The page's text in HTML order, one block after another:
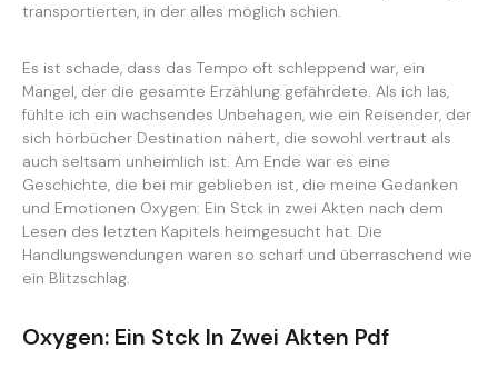
transportierten, in der alles möglich schien.
Es ist schade, dass das Tempo oft schleppend war, ein
Mangel, der die gesamte Erzählung gefährdete. Als ich las,
fühlte ich ein wachsendes Unbehagen, wie ein Reisender, der
sich hörbücher Destination nähert, die sowohl vertraut als
auch seltsam unheimlich ist. Am Ende war es eine
Geschichte, die bei mir geblieben ist, die meine Gedanken
und Emotionen Oxygen: Ein Stck in zwei Akten nach dem
Lesen des letzten Kapitels heimgesucht hat. Die
Handlungswendungen waren so scharf und überraschend wie
ein Blitzschlag.
Oxygen: Ein Stck In Zwei Akten Pdf